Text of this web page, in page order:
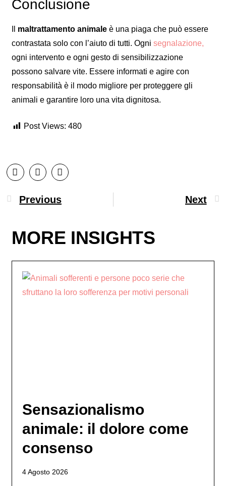
Conclusione
maltrattamento animale è una piaga che può essere
contrastata solo con l’aiuto di tutti. Ognisegnalazione,
ogni intervento e ogni gesto di sensibilizzazione
possono salvare vite. Essere informati e agire con
responsabilità è il modo migliore per proteggere gli
animali e garantire loro una vita dignitosa.
Post Views: 480
Previous Next
MORE INSIGHTS
Sensazionalismo
animale: il dolore come
consenso
4 Agosto 2026